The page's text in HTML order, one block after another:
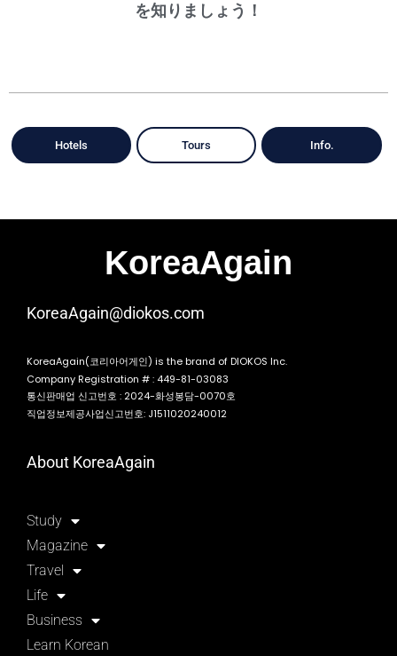
を知りましょう！
Hotels Tours Info.
KoreaAgain
KoreaAgain@diokos.com
KoreaAgain(코리아어게인) is the brand of DIOKOS Inc.
Company Registration # : 449-81-03083
통신판매업 신고번호 : 2024-화성봉담-0070호
직업정보제공사업신고번호: J1511020240012
About KoreaAgain
Study
Magazine
Travel
Life
Business
Learn Korean